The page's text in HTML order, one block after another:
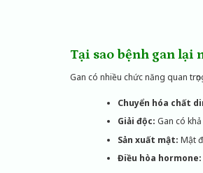
Tại sao bệnh gan lại
Gan có nhiều chức năng quan
Chuyển hóa chất
Giải độc: Gan có
Sản xuất mật: Mật
Điều hòa hormone: